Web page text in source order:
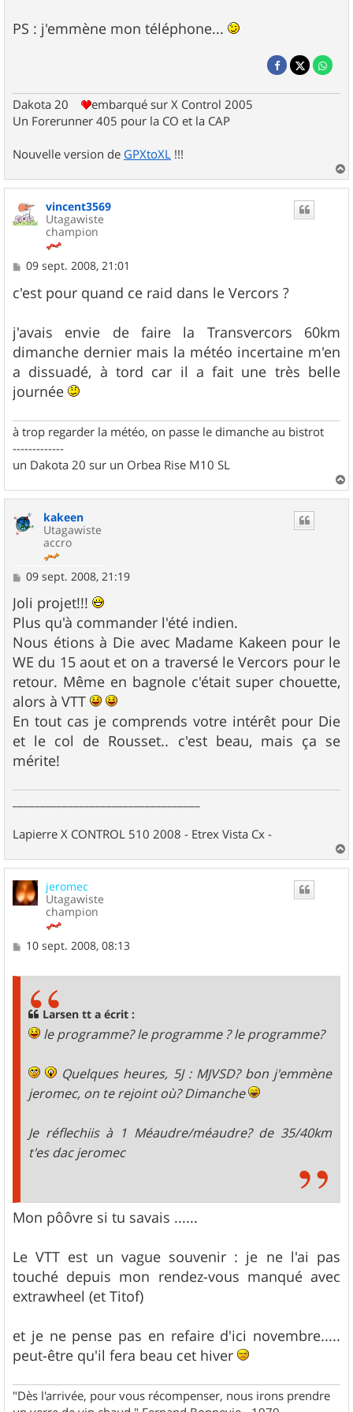
PS : j'emmène mon téléphone...
Dakota 20
embarqué sur X Control 2005
Un Forerunner 405 pour la CO et la CAP
Nouvelle version de GPXtoXL !!!
a
vincent3569
Utagawiste
champion
M
s
s
g
e
09 sept. 2008, 21:01
c'est pour quand ce raid dans le Vercors ?
j'avais envie de faire la Transvercors 60km
dimanche dernier mais la météo incertaine m'en
a dissuadé, à tord car il a fait une très belle
journée
à trop regarder la météo, on passe le dimanche au bistrot
-------------
un Dakota 20 sur un Orbea Rise M10 SL
a
kakeen
Utagawiste
accro
M
s
s
a
g
e
09 sept. 2008, 21:19
Joli projet!!!
Plus qu'à commander l'été indien.
Nous étions à Die avec Madame Kakeen pour le
WE du 15 aout et on a traversé le Vercors pour le
retour. Même en bagnole c'était super chouette,
alors à VTT
En tout cas je comprends votre intérêt pour Die
et le col de Rousset.. c'est beau, mais ça se
mérite!
Lapierre X CONTROL 510 2008 - Etrex Vista Cx -
a
jeromec
Utagawiste
champion
M10 sept. 2008, 08:13
Larsen tt a écrit :
le programme? le programme ? le programme?
Quelques heures, 5J : MJVSD? bon j'emmène
jeromec, on te rejoint où? Dimanche
Je réflechiis à 1 Méaudre/méaudre? de 35/40km
t'es dac jeromec
Mon pôôvre si tu savais ......
Le VTT est un vague souvenir : je ne l'ai pas
touché depuis mon rendez-vous manqué avec
extrawheel (et Titof)
et je ne pense pas en refaire d'ici novembre.....
peut-être qu'il fera beau cet hiver
"Dès l'arrivée, pour vous récompenser, nous irons prendre